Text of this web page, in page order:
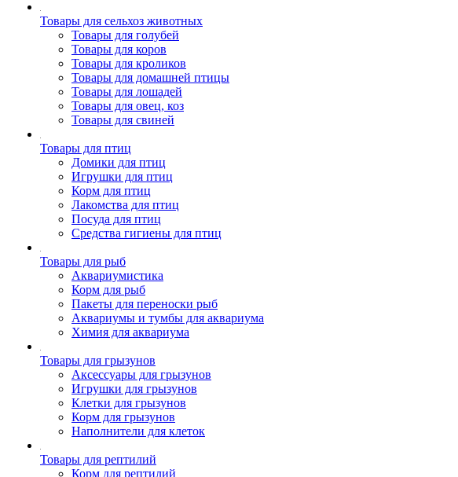
Товары для сельхоз животных
Товары для голубей
Товары для коров
Товары для кроликов
Товары для домашней птицы
Товары для лошадей
Товары для овец, коз
Товары для свиней
Товары для птиц
Домики для птиц
Игрушки для птиц
Корм для птиц
Лакомства для птиц
Посуда для птиц
Средства гигиены для птиц
Товары для рыб
Аквариумистика
Корм для рыб
Пакеты для переноски рыб
Аквариумы и тумбы для аквариума
Химия для аквариума
Товары для грызунов
Аксессуары для грызунов
Игрушки для грызунов
Клетки для грызунов
Корм для грызунов
Наполнители для клеток
Товары для рептилий
Корм для рептилий